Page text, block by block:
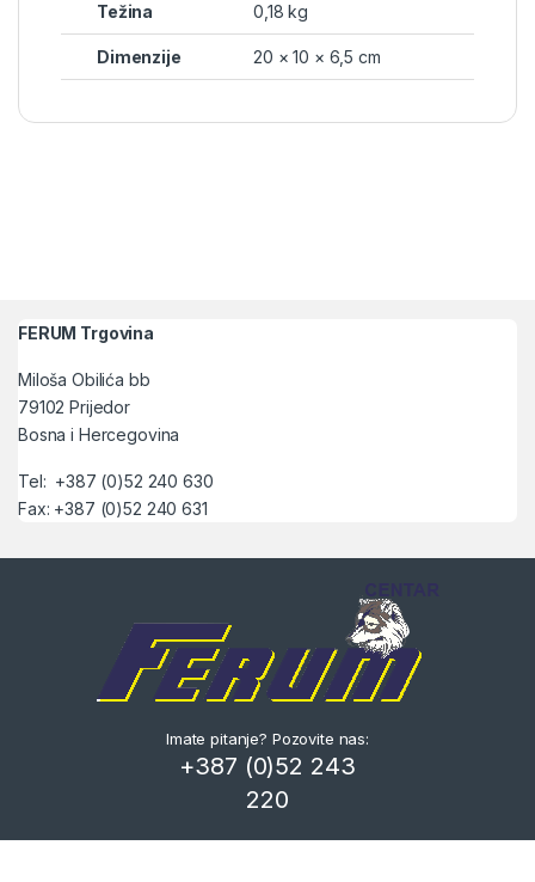
Težina 0,18 kg
Dimenzije 20 × 10 × 6,5 cm
FERUM Trgovina
Miloša Obilića bb
79102 Prijedor
Bosna i Hercegovina
Tel: +387 (0)52 240 630
Fax: +387 (0)52 240 631
Imate pitanje? Pozovite nas:
+387 (0)52 243
220